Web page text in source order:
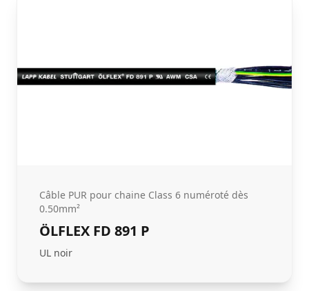
Câble PUR pour chaine Class 6 numéroté dès
0.50mm²
ÖLFLEX FD 891 P
UL noir